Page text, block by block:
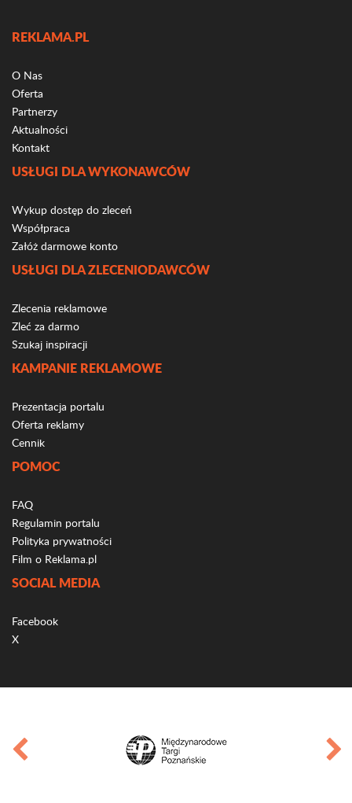
REKLAMA.PL
O Nas
Oferta
Partnerzy
Aktualności
Kontakt
USŁUGI DLA WYKONAWCÓW
Wykup dostęp do zleceń
Współpraca
Załóż darmowe konto
USŁUGI DLA ZLECENIODAWCÓW
Zlecenia reklamowe
Zleć za darmo
Szukaj inspiracji
KAMPANIE REKLAMOWE
Prezentacja portalu
Oferta reklamy
Cennik
POMOC
FAQ
Regulamin portalu
Polityka prywatności
Film o Reklama.pl
SOCIAL MEDIA
Facebook
X